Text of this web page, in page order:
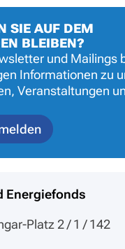
SIE AUF DEM
BLEIBEN?
und Mailings
Informationen zu
Veranstaltungen
Energiefonds
Platz 2 / 1 / 142